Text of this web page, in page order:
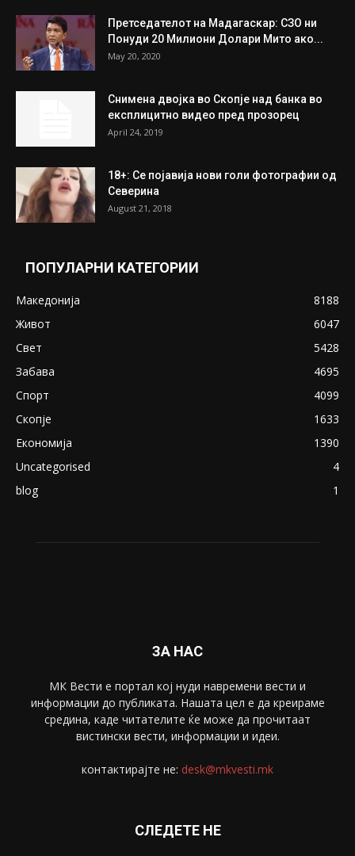
Претседателот на Мадагаскар: СЗО ни
Понуди 20 Милиони Долари Мито ако...
May 20, 2020
Снимена двојка во Скопје над банка во
експлицитно видео пред прозорец
April 24, 2019
18+: Се појавија нови голи фотографии од
Северина
August 21, 2018
ПОПУЛАРНИ КАТЕГОРИИ
Македонија
8188
Живот
6047
Свет
5428
Забава
4695
Спорт
4099
Скопје
1633
Економија
1390
Uncategorised
4
blog
1
ЗА НАС
МК Вести е портал коj нуди навремени вести и
информации до публиката. Нашата цел е да креираме
средина, каде читателите ќе може да прочитаат
вистински вести, информации и идеи.
контактирајте не: desk@mkvesti.mk
СЛЕДЕТЕ НЕ